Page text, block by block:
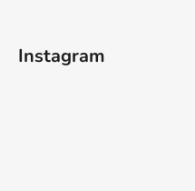
Instagram